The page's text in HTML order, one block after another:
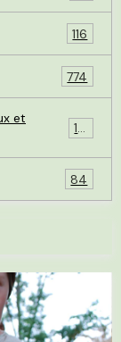
116
774
et
119
84